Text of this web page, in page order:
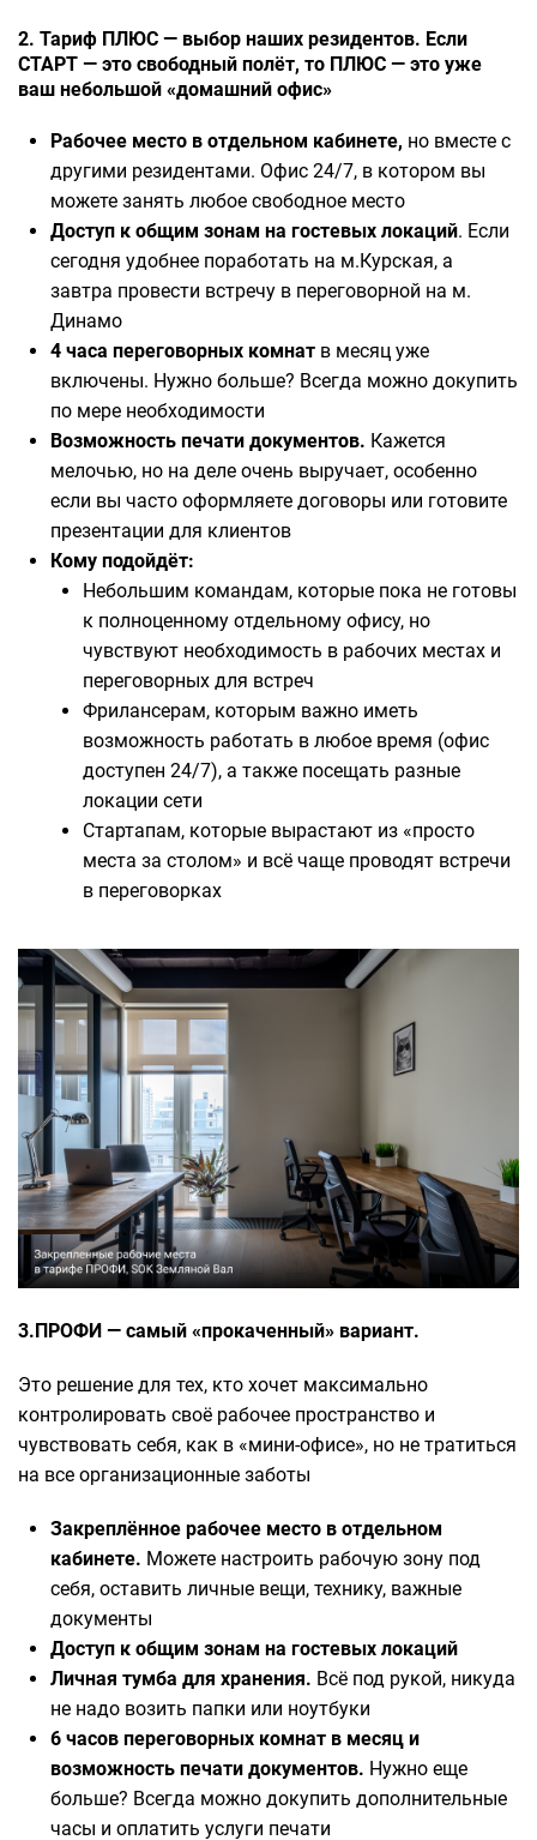
2. Тариф ПЛЮС — выбор наших резидентов. Если
СТАРТ — это свободный полёт, то ПЛЮС — это уже
ваш небольшой «домашний офис»
Рабочее место в отдельном кабинете, но вместе с
другими резидентами. Офис 24/7, в котором вы
можете занять любое свободное место
Доступ к общим зонам на гостевых локаций. Если
сегодня удобнее поработать на м.Курская, а
завтра провести встречу в переговорной на м.
Динамо
4 часа переговорных комнат в месяц уже
включены. Нужно больше? Всегда можно докупить
по мере необходимости
Возможность печати документов. Кажется
мелочью, но на деле очень выручает, особенно
если вы часто оформляете договоры или готовите
презентации для клиентов
Кому подойдёт:
Небольшим командам, которые пока не готовы
к полноценному отдельному офису, но
чувствуют необходимость в рабочих местах и
переговорных для встреч
Фрилансерам, которым важно иметь
возможность работать в любое время (офис
доступен 24/7), а также посещать разные
локации сети
Стартапам, которые вырастают из «просто
места за столом» и всё чаще проводят встречи
в переговорках
3.ПРОФИ — самый «прокаченный» вариант.
Это решение для тех, кто хочет максимально
контролировать своё рабочее пространство и
чувствовать себя, как в «мини-офисе», но не тратиться
на все организационные заботы
Закреплённое рабочее место в отдельном
кабинете. Можете настроить рабочую зону под
себя, оставить личные вещи, технику, важные
документы
Доступ к общим зонам на гостевых локаций
Личная тумба для хранения. Всё под рукой, никуда
не надо возить папки или ноутбуки
6 часов переговорных комнат в месяц и
возможность печати документов. Нужно еще
больше? Всегда можно докупить дополнительные
часы и оплатить услуги печати